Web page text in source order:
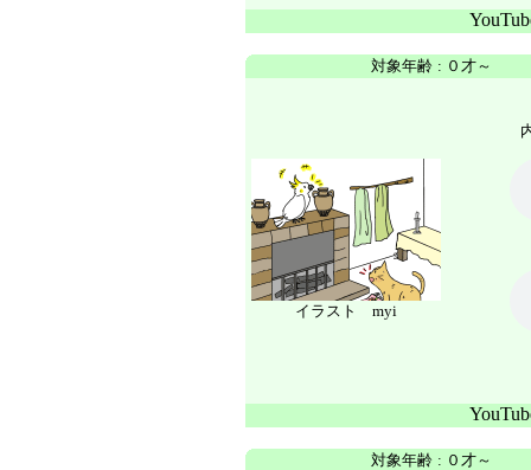
対象年齢 : ０才～
イラスト myi
対象年齢 : ０才～